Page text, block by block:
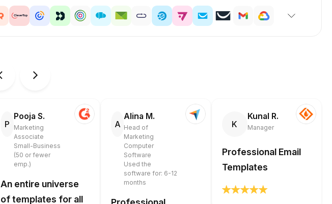
P
Pooja S.
Marketing
Associate
Small-Business
(50 or fewer
emp.)
An entire universe
of templates for all
A
Alina M.
Head of
Marketing
Computer
Software
Used the
software for: 6-12
months
K
Kunal R.
Manager
Professional Email
Templates